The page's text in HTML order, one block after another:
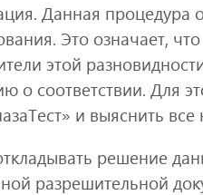
Данная процедура
Это означает,
этой
о соответствии. Для
и выяснить
решение
разрешительной